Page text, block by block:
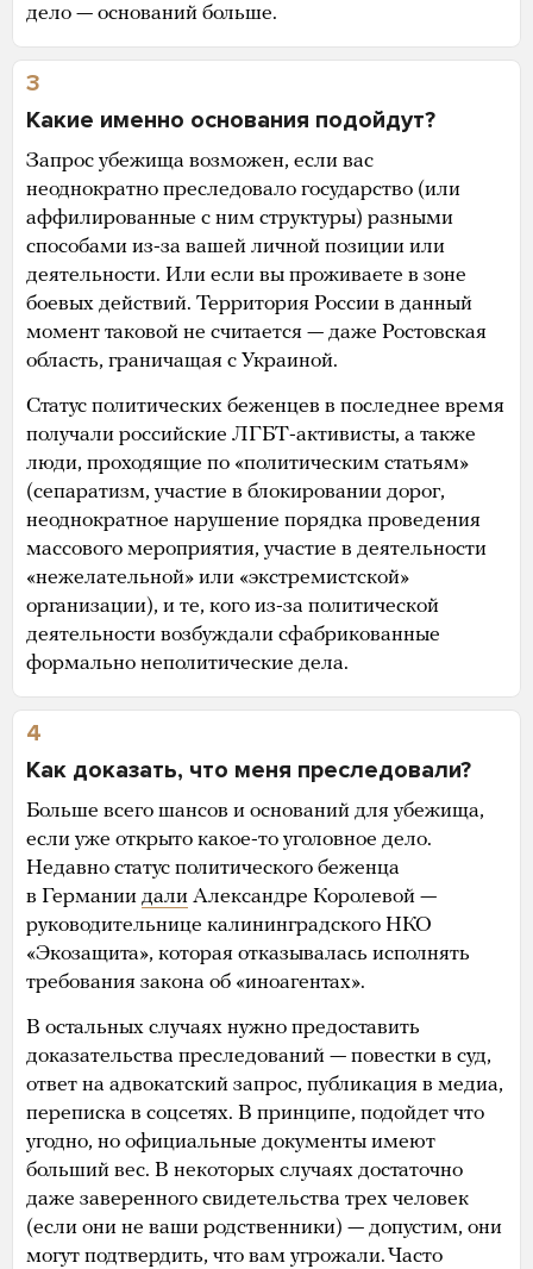
дело — оснований больше.
3
Какие именно основания подойдут?
Запрос убежища возможен, если вас
неоднократно преследовало государство (или
аффилированные с ним структуры) разными
способами из-за вашей личной позиции или
деятельности. Или если вы проживаете в зоне
боевых действий. Территория России в данный
момент таковой не считается — даже Ростовская
область, граничащая с Украиной.
Статус политических беженцев в последнее время
получали российские ЛГБТ-активисты, а также
люди, проходящие по «политическим статьям»
(сепаратизм, участие в блокировании дорог,
неоднократное нарушение порядка проведения
массового мероприятия, участие в деятельности
«нежелательной» или «экстремистской»
организации), и те, кого из-за политической
деятельности возбуждали сфабрикованные
формально неполитические дела.
4
Как доказать, что меня преследовали?
Больше всего шансов и оснований для убежища,
если уже открыто какое-то уголовное дело.
Недавно статус политического беженца
в Германии дали Александре Королевой —
руководительнице калининградского НКО
«Экозащита», которая отказывалась исполнять
требования закона об «иноагентах».
В остальных случаях нужно предоставить
доказательства преследований — повестки в суд,
ответ на адвокатский запрос, публикация в медиа,
переписка в соцсетях. В принципе, подойдет что
угодно, но официальные документы имеют
больший вес. В некоторых случаях достаточно
даже заверенного свидетельства трех человек
(если они не ваши родственники) — допустим, они
могут подтвердить, что вам угрожали. Часто